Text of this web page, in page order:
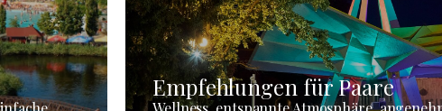
Empfehlungen für Paare